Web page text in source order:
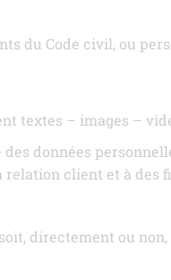
du Code civil, ou
textes – images –
données
client et à des
directement ou